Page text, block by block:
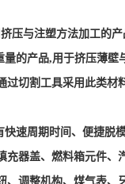
压与注塑方法加工的
量的产品,用于挤压薄
过切割工具采用此类
快速周期时间、便捷脱
充器盖、燃料箱元件、
、调整机构、煤气表、